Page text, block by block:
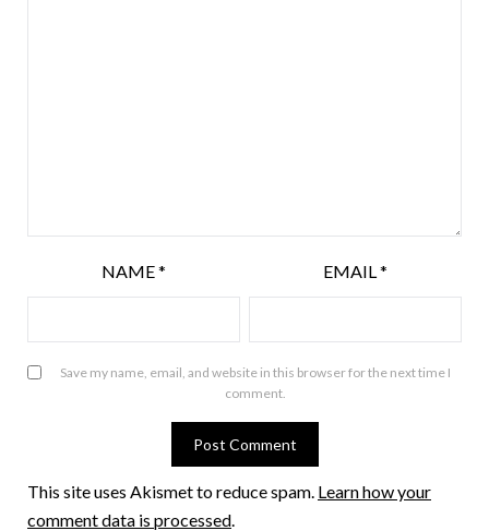
NAME* EMAIL *
Save my name, email, and website in this browser for the next time I
comment.
This site uses Akismet to reduce spam. Learn how your
comment data is processed